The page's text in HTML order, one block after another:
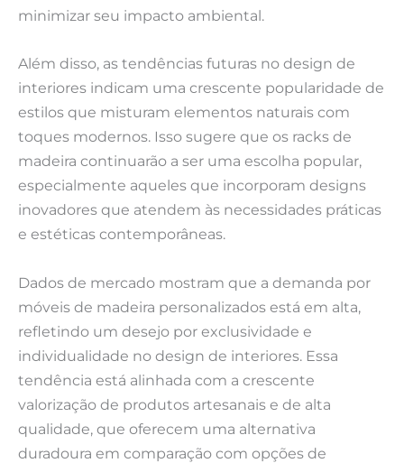
minimizar seu impacto ambiental.
Além disso, as tendências futuras no design de
interiores indicam uma crescente popularidade de
estilos que misturam elementos naturais com
toques modernos. Isso sugere que os racks de
madeira continuarão a ser uma escolha popular,
especialmente aqueles que incorporam designs
inovadores que atendem às necessidades práticas
e estéticas contemporâneas.
Dados de mercado mostram que a demanda por
móveis de madeira personalizados está em alta,
refletindo um desejo por exclusividade e
individualidade no design de interiores. Essa
tendência está alinhada com a crescente
valorização de produtos artesanais e de alta
qualidade, que oferecem uma alternativa
duradoura em comparação com opções de